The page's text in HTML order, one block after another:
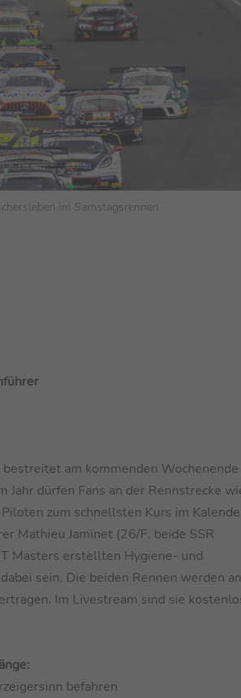
im Samstagsrennen
am kommenden
dürfen Fans an der Rennstrecke
zum schnellsten Kurs im
Mathieu Jaminet (26/F, beide SSR
Masters erstellten Hygiene- und
sein. Die beiden Rennen werden
Im Livestream sind sie
befahren